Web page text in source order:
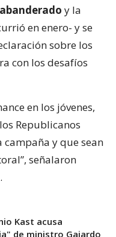
y la
en enero- y se
sobre los
con los desafíos
en los jóvenes,
Republicanos
y que sean
señalaron
Kast acusa
de ministro Gajardo